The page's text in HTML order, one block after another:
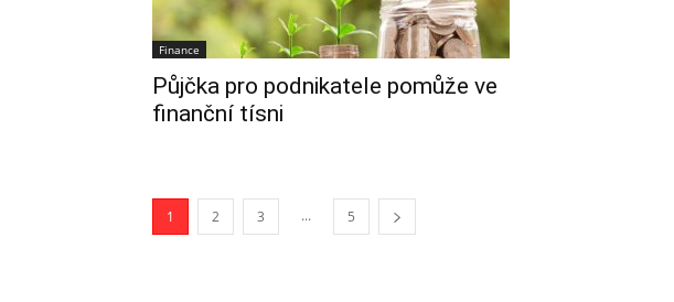
Finance
Půjčka pro podnikatele pomůže ve
finanční tísni
1 2 3 ... 5